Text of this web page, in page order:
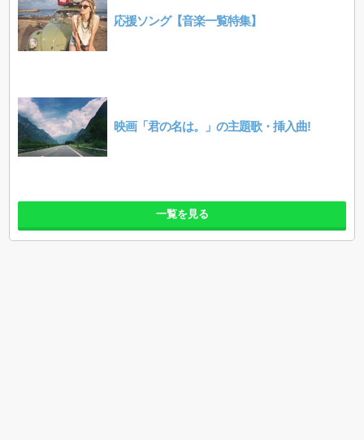
応援ソング【音楽一覧特集】
映画「君の名は。」の主題歌・挿入曲!
一覧を見る